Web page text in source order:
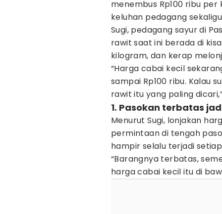
menembus Rp100 ribu
keluhan pedagang
Sugi, pedagang sayur di
rawit saat ini berada di
kilogram, dan kerap
“Harga cabai kecil
sampai Rp100 ribu. Kalau
rawit itu yang paling
1. Pasokan terbatas
Menurut Sugi, lonjakan
permintaan di tengah
hampir selalu terjadi
“Barangnya terbatas,
harga cabai kecil itu di